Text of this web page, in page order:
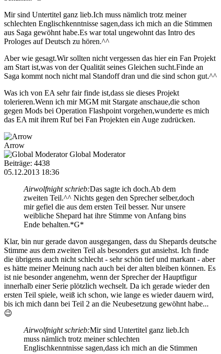
Mir sind Untertitel ganz lieb.Ich muss nämlich trotz meiner
schlechten Englischkenntnisse sagen,dass ich mich an die Stimmen
aus Saga gewöhnt habe.Es war total ungewohnt das Intro des
Prologes auf Deutsch zu hören.^^
Aber wie gesagt.Wir sollten nicht vergessen das hier ein Fan Projekt
am Start ist,was von der Qualität seines Gleichen sucht.Finde an
Saga kommt noch nicht mal Standoff dran und die sind schon gut.^^
Was ich von EA sehr fair finde ist,dass sie dieses Projekt
tolerieren.Wenn ich mir MGM mit Stargate anschaue,die schon
gegen Mods bei Operation Flashpoint vorgehen,wunderte es mich
das EA mit ihrem Ruf bei Fan Projekten ein Auge zudrücken.
Arrow
Global Moderator
Beiträge: 4438
05.12.2013 18:36
Airwolfnight schrieb:Das sagte ich doch.Ab dem
zweiten Teil.^^ Nichts gegen den Sprecher selber,doch
mir gefiel die aus dem ersten Teil besser. Nur unsere
weibliche Shepard hat ihre Stimme von Anfang bins
Ende behalten.*G*
Klar, bin nur gerade davon ausgegangen, dass du Shepards deutsche
Stimme aus dem zweiten Teil als besonders gut ansiehst. Ich finde
die übrigens auch nicht schlecht - sehr schön tief und markant - aber
es hätte meiner Meinung nach auch bei der alten bleiben können. Es
ist nie besonder angenehm, wenn der Sprecher der Hauptfigur
innerhalb einer Serie plötzlich wechselt. Da ich gerade wieder den
ersten Teil spiele, weiß ich schon, wie lange es wieder dauern wird,
bis ich mich dann bei Teil 2 an die Neubesetzung gewöhnt habe...
😉
Airwolfnight schrieb:Mir sind Untertitel ganz lieb.Ich
muss nämlich trotz meiner schlechten
Englischkenntnisse sagen,dass ich mich an die Stimmen